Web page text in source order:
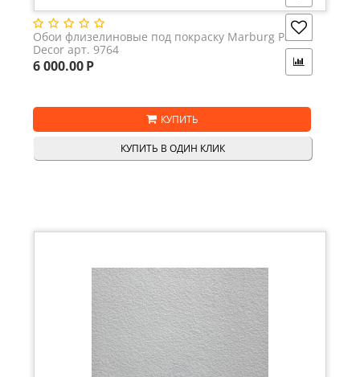
Обои флизелиновые под покраску Marburg Patent
Decor арт. 9764
6 000.00Р
КУПИТЬ
КУПИТЬ В ОДИН КЛИК